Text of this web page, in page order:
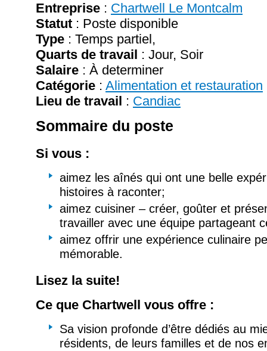
Entreprise : Chartwell Le Montcalm
Statut : Poste disponible
Type : Temps partiel,
Quarts de travail : Jour, Soir
Salaire : À determiner
Catégorie : Alimentation et restauration
Lieu de travail : Candiac
Sommaire du poste
Si vous :
aimez les aînés qui ont une belle
histoires à raconter;
aimez cuisiner – créer, goûter et
travailler avec une équipe partageant
aimez offrir une expérience culinaire
mémorable.
Lisez la suite!
Ce que Chartwell vous offre :
Sa vision profonde d’être dédiés au
résidents, de leurs familles et de nos